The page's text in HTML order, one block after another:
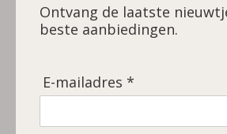
Ontvang de laatste
beste aanbiedingen.
E-mailadres *